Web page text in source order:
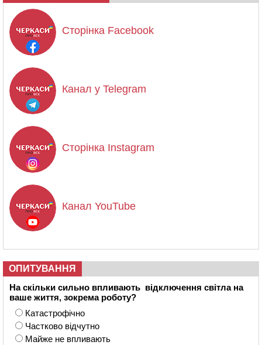
Сторінка Facebook
Канал у Telegram
Сторінка Instagram
Канал YouTube
ОПИТУВАННЯ
На скільки сильно впливають відключення світла на
ваше життя, зокрема роботу?
Катастрофічно
Частково відчутно
Майже не впливають